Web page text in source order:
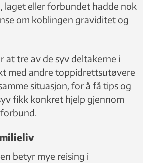
laget eller forbundet hadde nok
om koblingen graviditet og
at tre av de syv deltakerne i
med andre toppidrettsutøvere
situasjon, for å få tips og
fikk konkret hjelp gjennom
betyr mye reising i